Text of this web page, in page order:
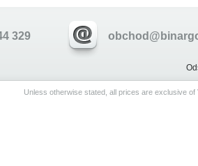
329
Unless otherwise stated, all prices are exclusive